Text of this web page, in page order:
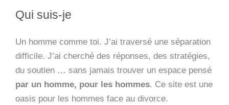
Qui suis-je
Un homme comme toi. J’ai traversé une séparation
difficile. J’ai cherché des réponses, des stratégies,
du soutien … sans jamais trouver un espace pensé
par un homme, pour les hommes. Ce site est une
oasis pour les hommes face au divorce.